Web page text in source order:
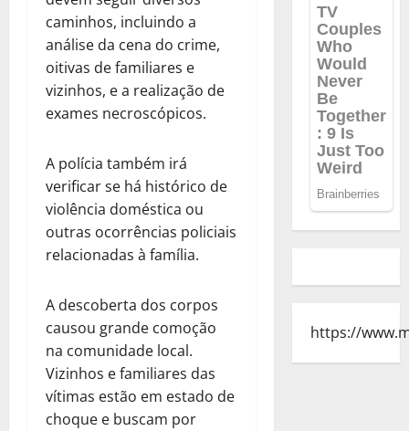
caminhos, incluindo a
análise da cena do crime,
oitivas de familiares e
vizinhos, e a realização de
exames necroscópicos.
A polícia também irá
verificar se há histórico de
violência doméstica ou
outras ocorrências policiais
relacionadas à família.
A descoberta dos corpos
causou grande comoção
na comunidade local.
Vizinhos e familiares das
vítimas estão em estado de
choque e buscam por
https://